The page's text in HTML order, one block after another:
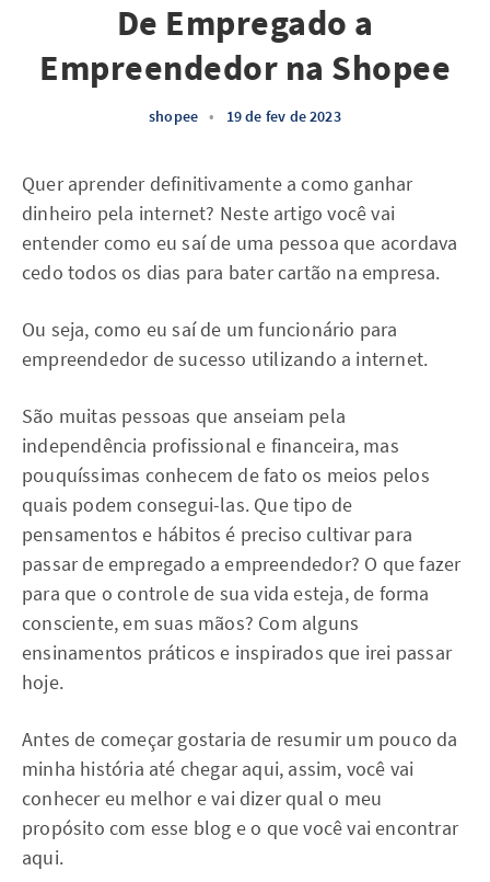
De Empregado a
Empreendedor na Shopee
shopee • 19 de fev de 2023
Quer aprender definitivamente a como ganhar
dinheiro pela internet? Neste artigo você vai
entender como eu saí de uma pessoa que acordava
cedo todos os dias para bater cartão na empresa.
Ou seja, como eu saí de um funcionário para
empreendedor de sucesso utilizando a internet.
São muitas pessoas que anseiam pela
independência profissional e financeira, mas
pouquíssimas conhecem de fato os meios pelos
quais podem consegui-las. Que tipo de
pensamentos e hábitos é preciso cultivar para
passar de empregado a empreendedor? O que fazer
para que o controle de sua vida esteja, de forma
consciente, em suas mãos? Com alguns
ensinamentos práticos e inspirados que irei passar
hoje.
Antes de começar gostaria de resumir um pouco da
minha história até chegar aqui, assim, você vai
conhecer eu melhor e vai dizer qual o meu
propósito com esse blog e o que você vai encontrar
aqui.